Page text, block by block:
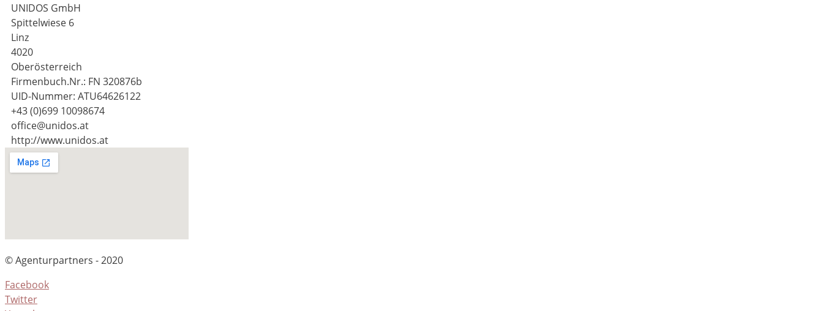
UNIDOS GmbH
Spittelwiese 6
Linz
4020
Oberösterreich
Firmenbuch.Nr.: FN 320876b
UID-Nummer: ATU64626122
+43 (0)699 10098674
office@unidos.at
http://www.unidos.at
© Agenturpartners - 2020
Facebook
Twitter